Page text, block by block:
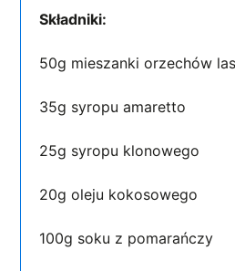
Składniki:
50g mieszanki orzechów
35g syropu amaretto
25g syropu klonowego
20g oleju kokosowego
100g soku z pomarańczy